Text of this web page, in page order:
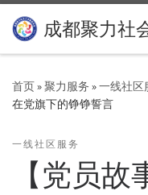
Skip to content
成都聚力社
首页»聚力服务 »一线社区
在党旗下的铮铮誓言
一线社区服务
【党员